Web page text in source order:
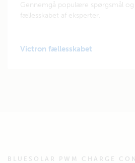
Gennemgå populære spørgsmål og
fællesskabet af eksperter.
Victron fællesskabet
BLUESOLAR PWM CHARGE